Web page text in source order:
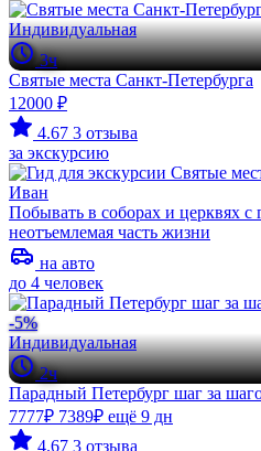
Индивидуальная
3ч
Святые места Санкт-Петербурга
12000 ₽
4.67 3 отзыва
за экскурсию
Иван
Побывать в соборах и церквях
неотъемлемая часть жизни
на авто
до 4 человек
-5%
Индивидуальная
2ч
Парадный Петербург шаг за
7777₽ 7389₽ ещё 9 дн
4.67 3 отзыва